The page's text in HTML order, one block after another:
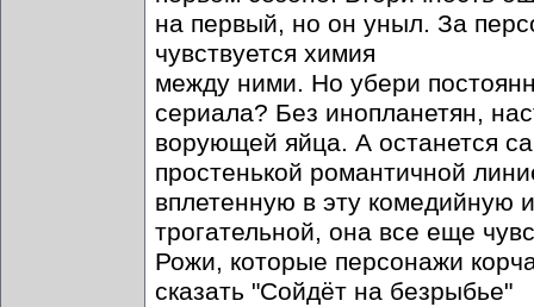
на первый, но он уныл. За
чувствуется химия
между ними. Но убери
сериала? Без инопланетян,
ворующей яйца. А останется
простенькой романтичной
вплетенную в эту комедийную
трогательной, она все еще
Рожи, которые персонажи
сказать "Сойдёт на безрыбье"